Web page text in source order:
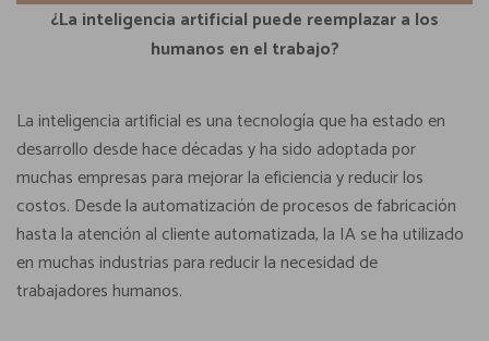
¿La inteligencia artificial puede reemplazar a los
humanos en el trabajo?
La inteligencia artificial es una tecnología que ha estado en
desarrollo desde hace décadas y ha sido adoptada por
muchas empresas para mejorar la eficiencia y reducir los
costos. Desde la automatización de procesos de fabricación
hasta la atención al cliente automatizada, la IA se ha utilizado
en muchas industrias para reducir la necesidad de
trabajadores humanos.